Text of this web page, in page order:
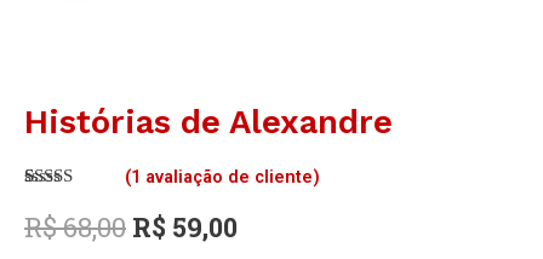
Histórias de Alexandre
como5.00
de 5, com
(1 avaliação de cliente)
R$68,00
era:
R$ 59,00
é: